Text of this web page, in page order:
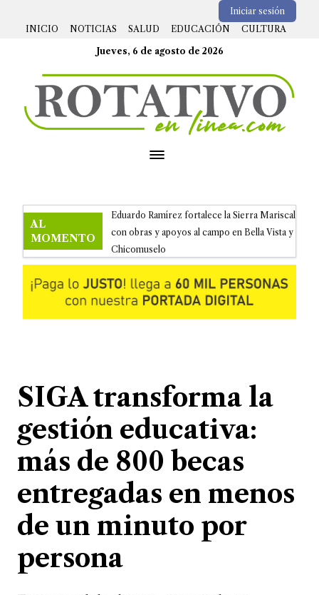
Iniciar sesión
INICIO
NOTICIAS SALUD EDUCACIÓN CULTURA
Jueves, 6 de agosto de 2026
AL
MOMENTO
Fortalece SSP la cultura de la prevención
con talleres dirigidos a la ciudadanía
SIGA transforma la
gestión educativa:
más de 800 becas
entregadas en menos
de un minuto por
persona